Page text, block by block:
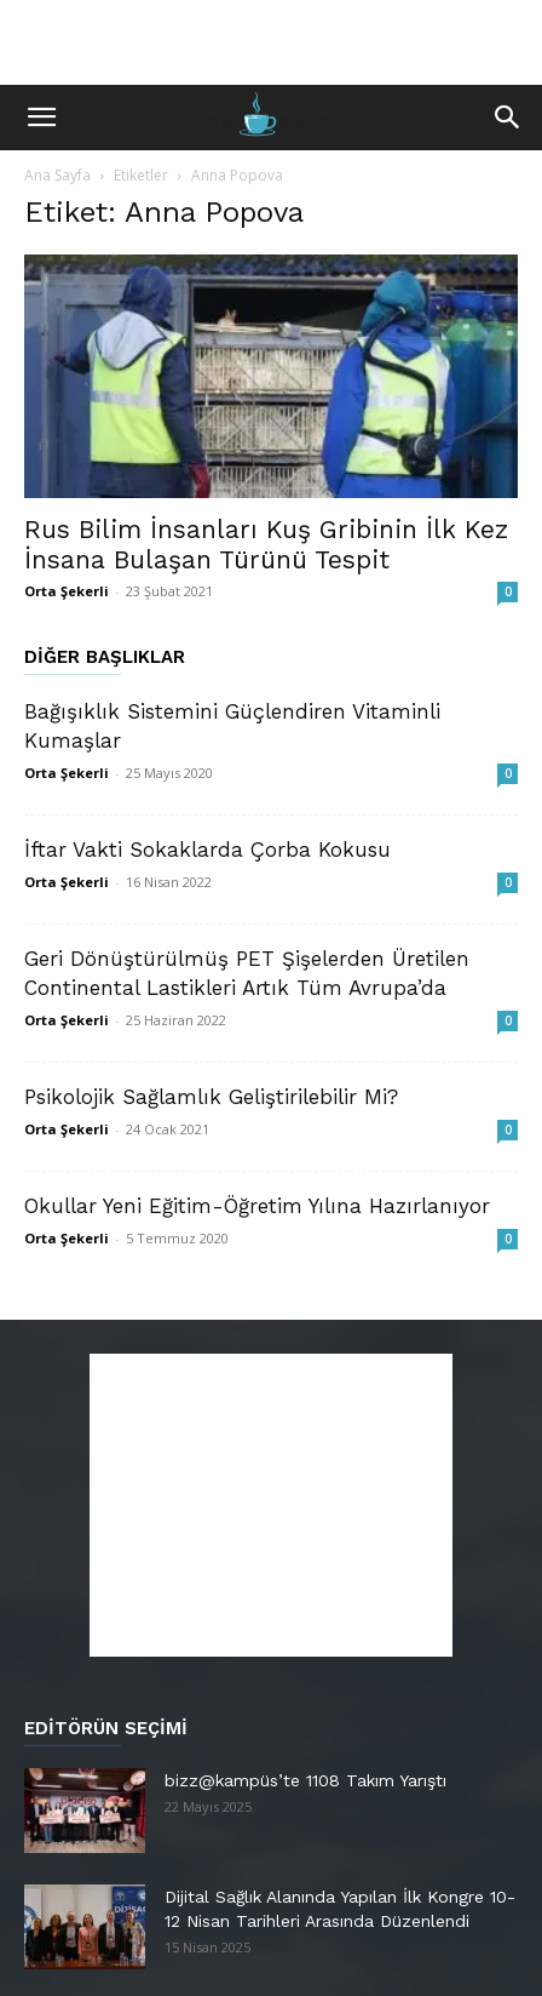
Ana Sayfa Etiketler Anna Popova
Etiket: Anna Popova
Rus Bilim İnsanları Kuş Gribinin İlk Kez
İnsana Bulaşan Türünü Tespit
Orta Şekerli - 23 Şubat 2021 0
DIĞER BAŞLIKLAR
Bağışıklık Sistemini Güçlendiren Vitaminli
Kumaşlar
Orta Şekerli - 25 Mayıs 2020 0
İftar Vakti Sokaklarda Çorba Kokusu
Orta Şekerli - 16 Nisan 2022 0
Geri Dönüştürülmüş PET Şişelerden Üretilen
Continental Lastikleri Artık Tüm Avrupa’da
Orta Şekerli - 25 Haziran 2022 0
Psikolojik Sağlamlık Geliştirilebilir Mi?
Orta Şekerli - 24 Ocak 2021 0
Okullar Yeni Eğitim-Öğretim Yılına Hazırlanıyor
Orta Şekerli - 5 Temmuz 2020 0
EDITÖRÜN SEÇIMI
bizz@kampüs’te 1108 Takım Yarıştı
22 Mayıs 2025
Dijital Sağlık Alanında Yapılan İlk Kongre 10-
12 Nisan Tarihleri Arasında Düzenlendi
15 Nisan 2025